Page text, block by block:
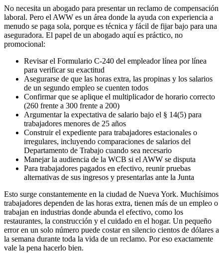
No necesita un abogado para presentar un reclamo de compensación
laboral. Pero el AWW es un área donde la ayuda con experiencia a
menudo se paga sola, porque es técnica y fácil de fijar bajo para una
aseguradora. El papel de un abogado aquí es práctico, no
promocional:
Revisar el Formulario C-240 del empleador línea por línea
para verificar su exactitud
Asegurarse de que las horas extra, las propinas y los salarios
de un segundo empleo se cuenten todos
Confirmar que se aplique el multiplicador de horario correcto
(260 frente a 300 frente a 200)
Argumentar la expectativa de salario bajo el § 14(5) para
trabajadores menores de 25 años
Construir el expediente para trabajadores estacionales o
irregulares, incluyendo comparaciones de salarios del
Departamento de Trabajo cuando sea necesario
Manejar la audiencia de la WCB si el AWW se disputa
Para trabajadores pagados en efectivo, reunir pruebas
alternativas de sus ingresos y presentarlas ante la Junta
Esto surge constantemente en la ciudad de Nueva York. Muchísimos
trabajadores dependen de las horas extra, tienen más de un empleo o
trabajan en industrias donde abunda el efectivo, como los
restaurantes, la construcción y el cuidado en el hogar. Un pequeño
error en un solo número puede costar en silencio cientos de dólares a
la semana durante toda la vida de un reclamo. Por eso exactamente
vale la pena hacerlo bien.